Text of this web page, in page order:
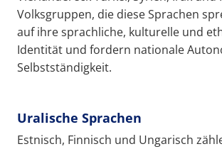
Volksgruppen, die diese Sprachen
auf ihre sprachliche, kulturelle und
Identität und fordern nationale
Selbstständigkeit.
Uralische Sprachen
Estnisch, Finnisch und Ungarisch